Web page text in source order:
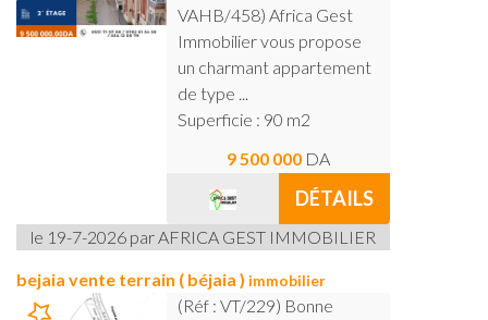
VAHB/458) Africa Gest
Immobilier vous propose
un charmant appartement
de type ...
Superficie : 90 m2
9 500 000 DA
DÉTAILS
le 19-7-2026 par AFRICA GEST IMMOBILIER
bejaia vente terrain ( béjaia ) immobilier
(Réf : VT/229) Bonne